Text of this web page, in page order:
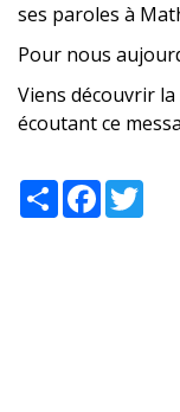
ses paroles à
Pour nous
Viens découvrir
écoutant ce
ShareFacebook